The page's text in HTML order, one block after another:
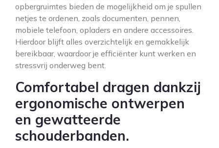
opbergruimtes bieden de mogelijkheid om je spullen
netjes te ordenen, zoals documenten, pennen,
mobiele telefoon, opladers en andere accessoires.
Hierdoor blijft alles overzichtelijk en gemakkelijk
bereikbaar, waardoor je efficiënter kunt werken en
stressvrij onderweg bent.
Comfortabel dragen dankzij
ergonomische ontwerpen
en gewatteerde
schouderbanden.